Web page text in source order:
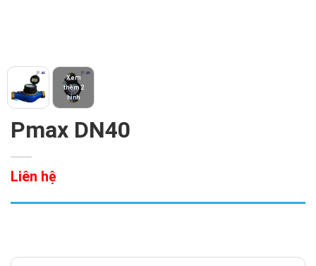
Xem
thêm 2
hình
Pmax DN40
Liên hệ